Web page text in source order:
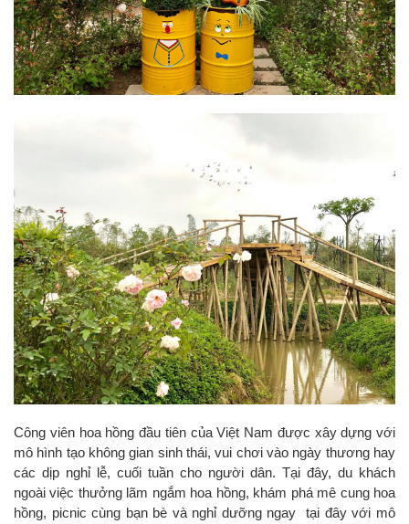
Công viên hoa hồng đầu tiên của Việt Nam được xây dựng với
mô hình tạo không gian sinh thái, vui chơi vào ngày thương hay
các dịp nghỉ lễ, cuối tuần cho người dân. Tại đây, du khách
ngoài việc thưởng lãm ngắm hoa hồng, khám phá mê cung hoa
hồng, picnic cùng bạn bè và nghỉ dưỡng ngay tại đây với mô